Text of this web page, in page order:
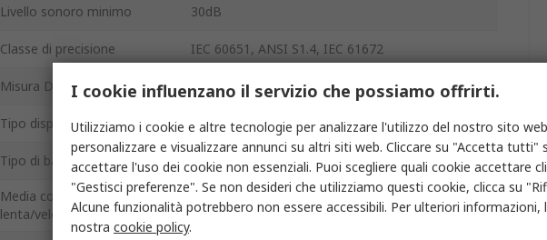
Livello sonoro minimo 30dB
Classe di precisione IEC 60651, ANSI S1.4, IEC 61672
Misura DOSE Sì
Tipo display LCD
Tipo di batteria 2 x AAA
Media costante di tempo
lenta/veloce
Ambedue
I cookie influenzano il servizio che possiamo offrirti.
Utilizziamo i cookie e altre tecnologie per analizzare l'utilizzo del nostro sito
personalizzare e visualizzare annunci su altri siti web. Cliccare su "Accetta tutti"
accettare l'uso dei cookie non essenziali. Puoi scegliere quali cookie accettare
"Gestisci preferenze". Se non desideri che utilizziamo questi cookie, clicca su
Alcune funzionalità potrebbero non essere accessibili. Per ulteriori informazioni,
nostra cookie policy.